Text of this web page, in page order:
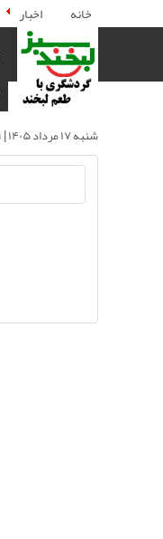
خانه اخبار
شنبه ۱۷ مرداد ۱۴۰۵ | ۱۰:۲۵:۰۹